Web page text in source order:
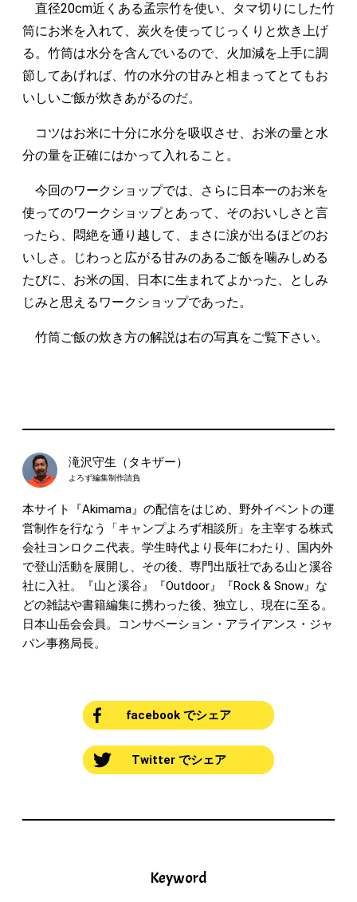
直径20cm近くある孟宗竹を使い、タマ切りにした竹
筒にお米を入れて、炭火を使ってじっくりと炊き上げ
る。竹筒は水分を含んでいるので、火加減を上手に調
節してあげれば、竹の水分の甘みと相まってとてもお
いしいご飯が炊きあがるのだ。
コツはお米に十分に水分を吸収させ、お米の量と水
分の量を正確にはかって入れること。
今回のワークショップでは、さらに日本一のお米を
使ってのワークショップとあって、そのおいしさと言
ったら、悶絶を通り越して、まさに涙が出るほどのお
いしさ。じわっと広がる甘みのあるご飯を噛みしめる
たびに、お米の国、日本に生まれてよかった、としみ
じみと思えるワークショップであった。
竹筒ご飯の炊き方の解説は右の写真をご覧下さい。
滝沢守生（タキザー）
よろず編集制作請負
本サイト『Akimama』の配信をはじめ、野外イベントの運
営制作を行なう「キャンプよろず相談所」を主宰する株式
会社ヨンロクニ代表。学生時代より長年にわたり、国内外
で登山活動を展開し、その後、専門出版社である山と溪谷
社に入社。『山と溪谷』『Outdoor』『Rock & Snow』な
どの雑誌や書籍編集に携わった後、独立し、現在に至る。
日本山岳会会員。コンサベーション・アライアンス・ジャ
パン事務局長。
facebook でシェア
Twitter でシェア
Keyword